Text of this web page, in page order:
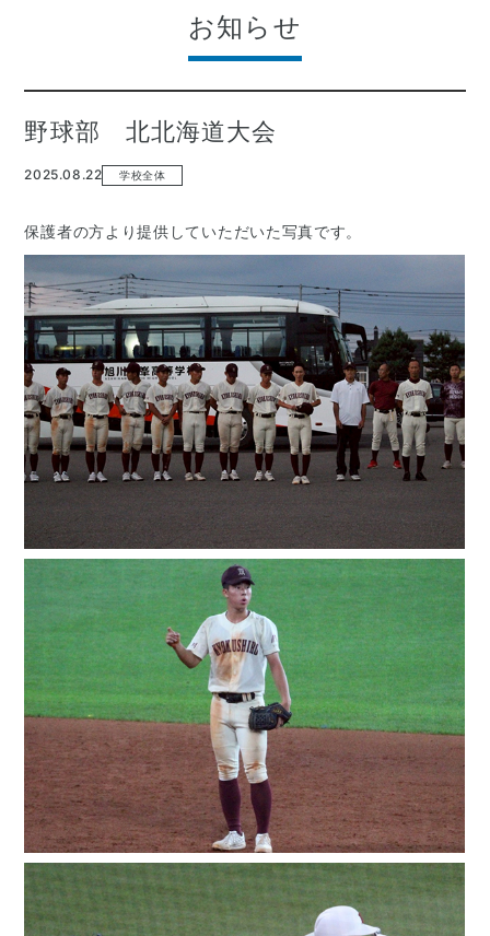
お知らせ
野球部 北北海道大会
2025.08.22 学校全体
保護者の方より提供していただいた写真です。